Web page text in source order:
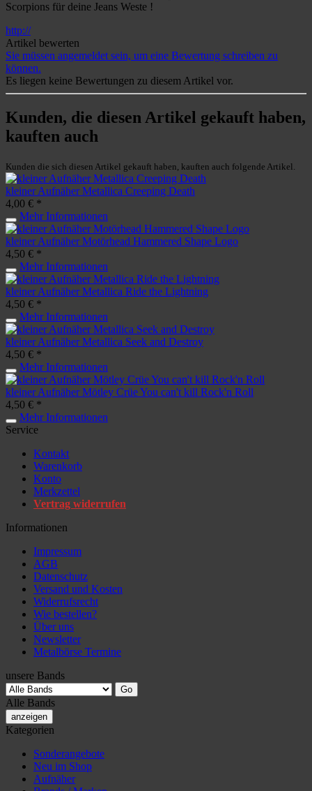
Scorpions für deine Jeans Weste !
http://
Artikel bewerten
Sie müssen angemeldet sein, um eine Bewertung schreiben zu
können.
Es liegen keine Bewertungen zu diesem Artikel vor.
Kunden, die diesen Artikel gekauft haben,
kauften auch
Kunden die sich diesen Artikel gekauft haben, kauften auch folgende Artikel.
kleiner Aufnäher Metallica Creeping Death
4,00 € *
Mehr Informationen
kleiner Aufnäher Motörhead Hammered Shape Logo
4,50 € *
Mehr Informationen
kleiner Aufnäher Metallica Ride the Lightning
4,50 € *
Mehr Informationen
kleiner Aufnäher Metallica Seek and Destroy
4,50 € *
Mehr Informationen
kleiner Aufnäher Mötley Crüe You can't kill Rock'n Roll
4,50 € *
Mehr Informationen
Service
Kontakt
Warenkorb
Konto
Merkzettel
Vertrag widerrufen
Informationen
Impressum
AGB
Datenschutz
Versand und Kosten
Widerrufsrecht
Wie bestellen?
Über uns
Newsletter
Metalbörse Termine
unsere Bands
Alle Bands
anzeigen
Kategorien
Sonderangebote
Neu im Shop
Aufnäher